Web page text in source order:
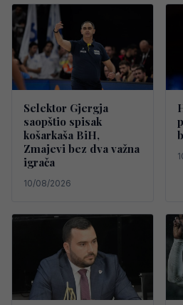
Selektor Gjergja
saopštio spisak
košarkaša BiH,
Zmajevi bez dva važna
igrača
10/08/2026